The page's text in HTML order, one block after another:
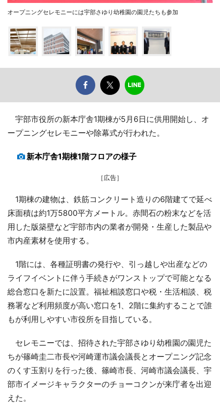
オープニングセレモニーには宇部さゆり幼稚園の園児たちも参加
宇部市役所の新本庁舎1期棟が5月6日に供用開始し、オ
ープニングセレモニーや除幕式が行われた。
新本庁舎1期棟1階フロアの様子
［広告］
1期棟の建物は、鉄筋コンクリート造りの6階建てで延べ
床面積は約1万5800平方メートル。赤間石の粉末などを活
用した版築壁など宇部市内の業者が開発・生産した製品や
市内産素材を使用する。
1階には、各種証明書の発行や、引っ越しや出産などの
ライフイベントに伴う手続きがワンストップで可能となる
総合窓口を新たに設置。福祉相談窓口や税・生活相談、税
務署など利用頻度が高い窓口を1、2階に集約することで誰
もが利用しやすい市役所を目指している。
セレモニーでは、招待された宇部さゆり幼稚園の園児た
ちが篠崎圭二市長や河崎運市議会議長とオープニング記念
のくす玉割りを行った後、篠崎市長、河崎市議会議長、宇
部市イメージキャラクターのチョーコクンが来庁者を出迎
えた。